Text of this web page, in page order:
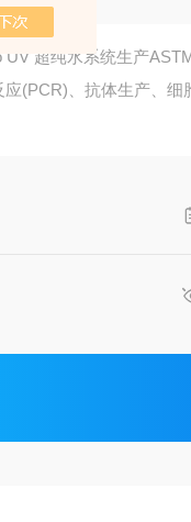
UV 超纯水系统生产
(PCR)、抗体生产、细